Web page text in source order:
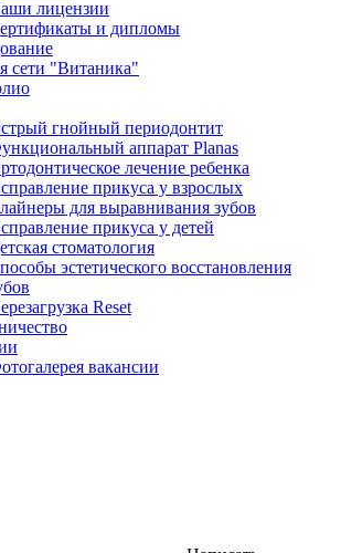
лицензии
и дипломы
сети "Витаника"
гнойный периодонтит
аппарат Planas
лечение ребенка
прикуса у взрослых
для выравнивания зубов
прикуса у детей
стоматология
эстетического восстановления
Reset
вакансии